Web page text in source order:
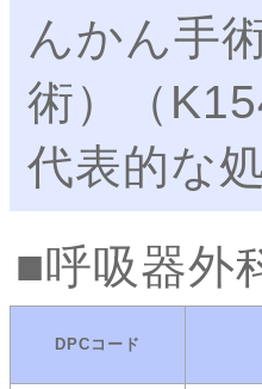
んかん手
術）（
代表的な
呼吸器外
DPCコード